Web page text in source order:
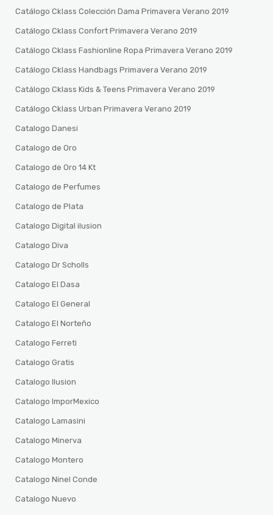
Catálogo Cklass Colección Dama Primavera Verano 2019
Catálogo Cklass Confort Primavera Verano 2019
Catálogo Cklass Fashionline Ropa Primavera Verano 2019
Catálogo Cklass Handbags Primavera Verano 2019
Catálogo Cklass Kids & Teens Primavera Verano 2019
Catálogo Cklass Urban Primavera Verano 2019
Catalogo Danesi
Catalogo de Oro
Catalogo de Oro 14 Kt
Catalogo de Perfumes
Catalogo de Plata
Catalogo Digital ilusion
Catalogo Diva
Catalogo Dr Scholls
Catalogo El Dasa
Catalogo El General
Catalogo El Norteño
Catalogo Ferreti
Catalogo Gratis
Catalogo Ilusion
Catalogo ImporMexico
Catalogo Lamasini
Catalogo Minerva
Catalogo Montero
Catalogo Ninel Conde
Catalogo Nuevo